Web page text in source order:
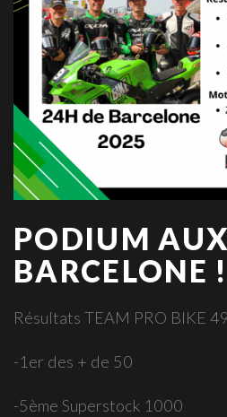
PODIUM
BARCELONE
Résultats TEAM PRO BIKE
-1er des + de 50
-5ème Superstock 1000